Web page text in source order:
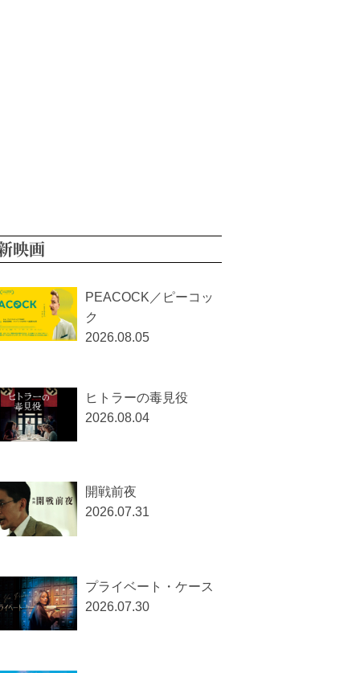
映画
PEACOCK／ピーコッ
ク
2026.08.05
ヒトラーの毒見役
2026.08.04
開戦前夜
2026.07.31
プライベート・ケース
2026.07.30